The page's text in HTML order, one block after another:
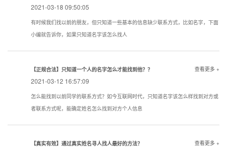
2021-03-18 09:50:05
有时候我们找以前的朋友，但只知道一些基本的信息缺少联系方式，比如名字，下面
小编就告诉你，如果只知道名字该怎么找人
【正规合法】只知道一个人的名字怎么才能找到他？？
2021-03-12 16:57:09
查看更多 +
怎么能找到以前同学的联系方式？如今互联网时代，只知道名字该怎么样找到对方或
者联系方式呢，能确定姓名怎么找到对方个人信息
【真实有效】通过真实姓名寻人找人最好的方法？ 查看更多 +